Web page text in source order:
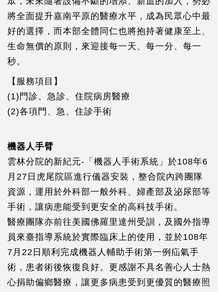
將全面提升嘉南平原的醫療水平，成為民眾心中最
好的選擇，而本部全體同仁也將抱持著健康至上、
生命無價的原則，來迎接每一天、每一分、每一
秒。
【服務項目】
(1)門診、急診、住院病房醫療
(2)各項門、急、住診手術
機器人手臂
雲林分院的新紀元-「機器人手術系統」於108年6
月27日虎尾院區進行儀器安裝，整合院內跨團隊
資源，運用於外科部一般外科、婦產部及泌尿部等
手術，讓病患能受到更安全的高科技手術。
醫療團隊亦前往美國佛羅里達州受訓，及國外指導
員來臺指導系統於實際臨床上的使用，並於108年
7月22日順利完成機器人輔助手術第一例疝氣手
術，患者術後恢復良好。更感謝不具名善心人士熱
心捐助偏鄉醫療，讓更多病患受到更優質的醫療照